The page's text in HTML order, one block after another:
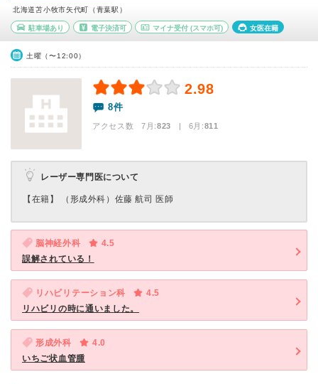
北海道苫小牧市矢代町（青葉駅）
駐車場あり 電子決済可 マイナ受付 (スマホ可) 女医在籍
土曜（〜12:00）
2.98
8件
アクセス数 7月:823 | 6月:811
レーザー専門医について
【在籍】 （形成外科）佐藤 航司 医師
脳神経外科
4.5
誤解されている！
リハビリテーション科
4.5
リハビリの時に通いました。
形成外科
4.0
いちご状血管腫